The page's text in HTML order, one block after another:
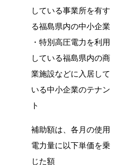
している事業所を有す
る福島県内の中小企業
・特別高圧電力を利用
している福島県内の商
業施設などに入居して
いる中小企業のテナン
ト
補助額は、各月の使用
電力量に以下単価を乗
じた額